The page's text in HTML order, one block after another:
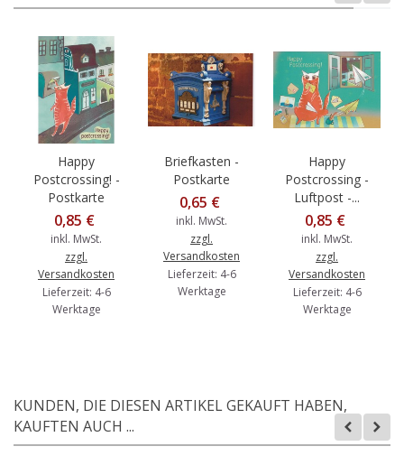
Happy
Postcrossing! -
Postkarte
0,85 €
inkl. MwSt.
zzgl.
Versandkosten
Lieferzeit: 4-6
Werktage
Briefkasten -
Postkarte
0,65 €
inkl. MwSt.
zzgl.
Versandkosten
Lieferzeit: 4-6
Werktage
Happy
Postcrossing -
Luftpost -...
0,85 €
inkl. MwSt.
zzgl.
Versandkosten
Lieferzeit: 4-6
Werktage
KUNDEN, DIE DIESEN ARTIKEL GEKAUFT HABEN,
KAUFTEN AUCH ...